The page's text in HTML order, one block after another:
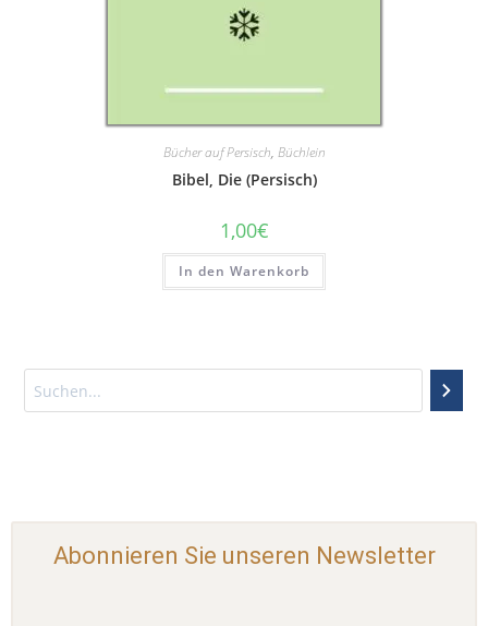
Bücher auf Persisch, Büchlein
Bibel, Die (Persisch)
1,00€
In den Warenkorb
Abonnieren Sie unseren Newsletter